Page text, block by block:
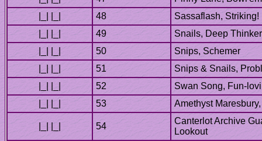
Canterlot Archive
Lookout